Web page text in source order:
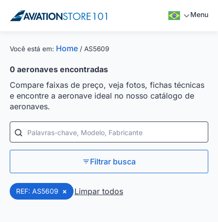
Menu
Você está em: Home / AS5609
0 aeronaves encontradas
Compare faixas de preço, veja fotos, fichas técnicas
e encontre a aeronave ideal no nosso catálogo de
aeronaves.
Palavras-chave, Modelo, Fabricante
Filtrar busca
REF: AS5609 × Limpar todos